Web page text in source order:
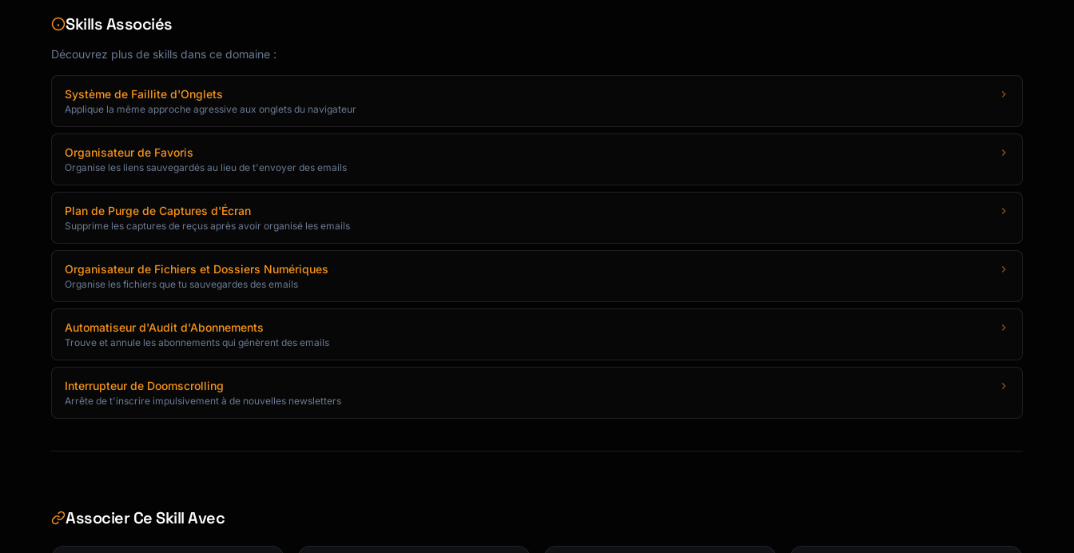
Skills Associés
Découvrez plus de skills dans ce domaine :
Système de Faillite d'Onglets
Applique la même approche agressive aux onglets du navigateur
Organisateur de Favoris
Organise les liens sauvegardés au lieu de t'envoyer des emails
Plan de Purge de Captures d'Écran
Supprime les captures de reçus après avoir organisé les emails
Organisateur de Fichiers et Dossiers Numériques
Organise les fichiers que tu sauvegardes des emails
Automatiseur d'Audit d'Abonnements
Trouve et annule les abonnements qui génèrent des emails
Interrupteur de Doomscrolling
Arrête de t'inscrire impulsivement à de nouvelles newsletters
Associer Ce Skill Avec